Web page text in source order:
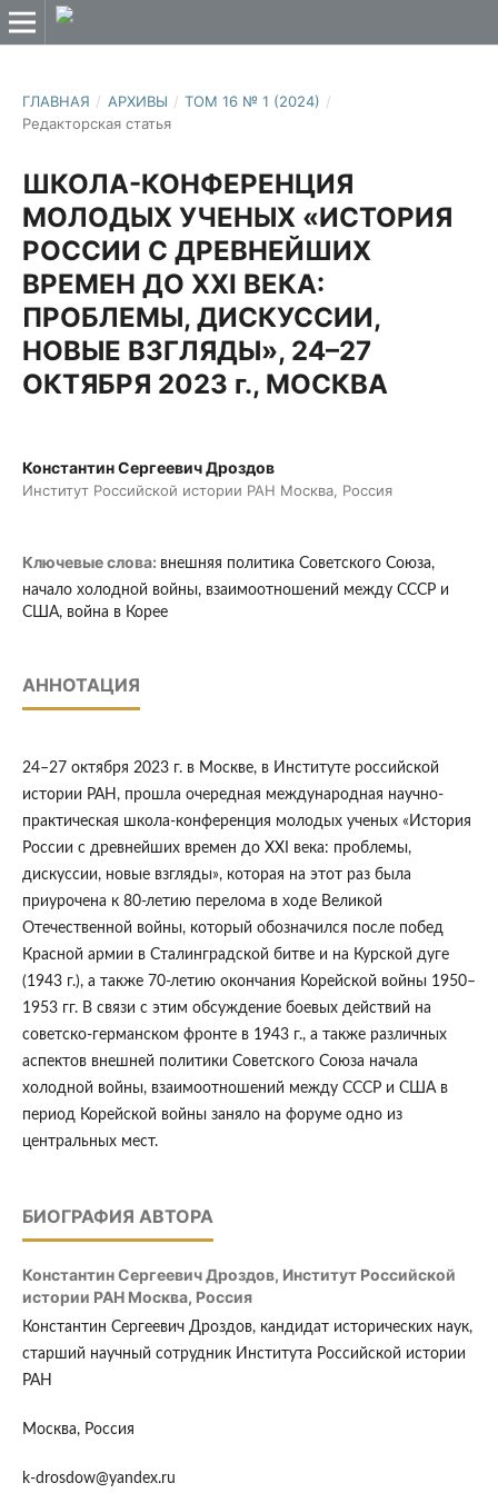
ГЛАВНАЯ / АРХИВЫ / ТОМ 16 № 1 (2024) /
Редакторская статья
ШКОЛА-КОНФЕРЕНЦИЯ
МОЛОДЫХ УЧЕНЫХ «ИСТОРИЯ
РОССИИ С ДРЕВНЕЙШИХ
ВРЕМЕН ДО XXI ВЕКА:
ПРОБЛЕМЫ, ДИСКУССИИ,
НОВЫЕ ВЗГЛЯДЫ», 24–27
ОКТЯБРЯ 2023 г., МОСКВА
Константин Сергеевич Дроздов
Институт Российской истории РАН Москва, Россия
Ключевые слова: внешняя политика Советского Союза,
начало холодной войны, взаимоотношений между СССР и
США, война в Корее
АННОТАЦИЯ
24–27 октября 2023 г. в Москве, в Институте российской
истории РАН, прошла очередная международная научно-
практическая школа-конференция молодых ученых «История
России с древнейших времен до XXI века: проблемы,
дискуссии, новые взгляды», которая на этот раз была
приурочена к 80-летию перелома в ходе Великой
Отечественной войны, который обозначился после побед
Красной армии в Сталинградской битве и на Курской дуге
(1943 г.), а также 70-летию окончания Корейской войны 1950–
1953 гг. В связи с этим обсуждение боевых действий на
советско-германском фронте в 1943 г., а также различных
аспектов внешней политики Советского Союза начала
холодной войны, взаимоотношений между СССР и США в
период Корейской войны заняло на форуме одно из
центральных мест.
БИОГРАФИЯ АВТОРА
Константин Сергеевич Дроздов, Институт Российской
истории РАН Москва, Россия
Константин Сергеевич Дроздов, кандидат исторических наук,
старший научный сотрудник Института Российской истории
РАН
Москва, Россия
k-drosdow@yandex.ru